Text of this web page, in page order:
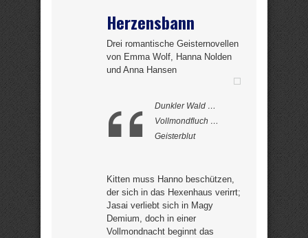
Herzensbann
Drei romantische Geisternovellen
von Emma Wolf, Hanna Nolden
und Anna Hansen
Dunkler Wald …
Vollmondfluch …
Geisterblut
Kitten muss Hanno beschützen,
der sich in das Hexenhaus verirrt;
Jasai verliebt sich in Magy
Demium, doch in einer
Vollmondnacht beginnt das